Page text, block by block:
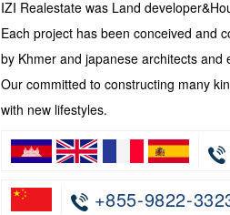
IZI Realestate was Land
Each project has been conceived and
by Khmer and japanese architects and
Our committed to constructing many
with new lifestyles.
+855-9822-